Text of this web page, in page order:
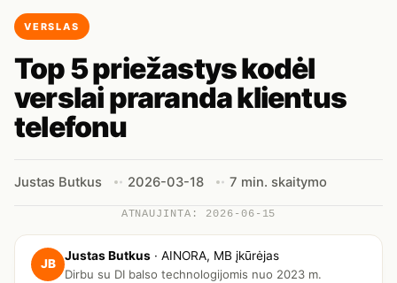
VERSLAS
Top 5 priežastys kodėl
verslai praranda klientus
telefonu
Justas Butkus 2026-03-18 7 min. skaitymo
ATNAUJINTA: 2026-06-15
JB
Justas Butkus · AINORA, MB įkūrėjas
Dirbu su DI balso technologijomis nuo 2023 m.